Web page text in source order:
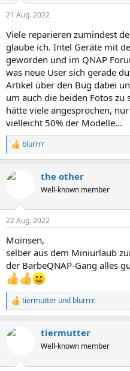
21 Aug. 2022
Viele reparieren zumindest
glaube ich. Intel Geräte mit
geworden und im QNAP
was neue User sich gerade
Artikel über den Bug dabei
um auch die beiden Fotos zu
hätte viele angesprochen,
vielleicht 50% der Modelle...
R
e
k
e
:
blurrrr
the other
Well-known member
22 Aug. 2022
Moinsen,
selber aus dem Miniurlaub
der BarbeQNAP-Gang alles
R
e
k
tiermutter und blurrrr
tiermutter
Well-known member